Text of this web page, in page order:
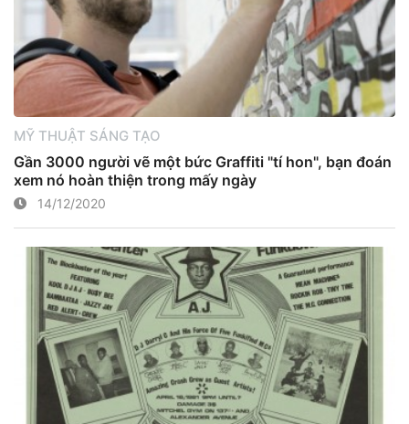
MỸ THUẬT SÁNG TẠO
Gần 3000 người vẽ một bức Graffiti "tí hon", bạn đoán
xem nó hoàn thiện trong mấy ngày
14/12/2020